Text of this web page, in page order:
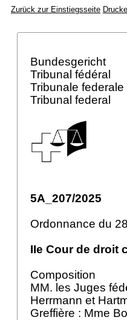
Zurück zur Einstiegsseite
Bundesgericht
Tribunal fédéral
Tribunale federale
Tribunal federal
5A_207/2025
Ordonnance du
IIe Cour de droit
Composition
MM. les Juges
Herrmann et
Greffière : Mme